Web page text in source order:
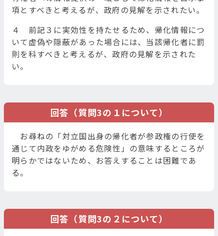
項とすべきと考えるが、政府の見解を示されたい。
４ 前記３に実効性を持たせるため、帰化情報につ
いて虚偽や隠蔽があった場合には、当該帰化者に罰
則を科すべきと考えるが、政府の見解を示された
い。
回答（質問3の１について）
お尋ねの「対立国出身の帰化者が参政権の行使を
通じて内政をゆがめる危険性」の意味するところが
明らかではないため、お答えすることは困難であ
る。
回答（質問3の２について）